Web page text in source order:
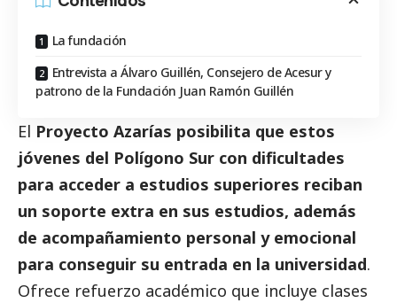
La fundación
Entrevista a Álvaro Guillén, Consejero de Acesur y
patrono de la Fundación Juan Ramón Guillén
El Proyecto Azarías posibilita que estos
jóvenes del Polígono Sur con dificultades
para acceder a estudios superiores reciban
un soporte extra en sus estudios, además
de acompañamiento personal y emocional
para conseguir su entrada en la universidad.
Ofrece refuerzo académico que incluye clases